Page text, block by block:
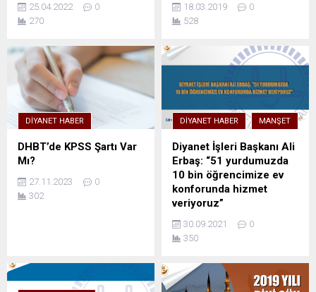
25.04.2022
0
270
18.03.2019
0
528
DIYANET HABER
DHBT’de KPSS Şartı Var
Mı?
27.11.2023
0
302
DIYANET HABER MANŞET
Diyanet İşleri Başkanı Ali
Erbaş: “51 yurdumuzda
10 bin öğrencimize ev
konforunda hizmet
veriyoruz”
30.09.2021
0
350